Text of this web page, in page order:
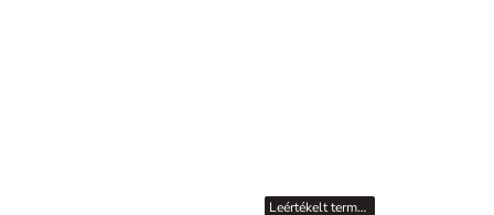
Leértékelt termékek